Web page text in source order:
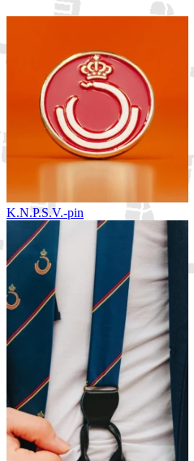
K.N.P.S.V.-pin